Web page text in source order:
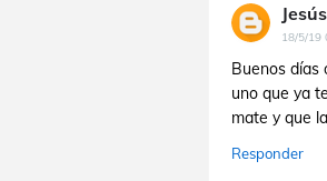
Jesús
18/5/19
Buenos días
uno que ya
mate y que
Responder